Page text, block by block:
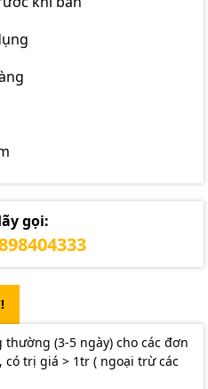
gọi:
(3-5 ngày) cho các đơn
trị giá > 1tr ( ngoại trừ các